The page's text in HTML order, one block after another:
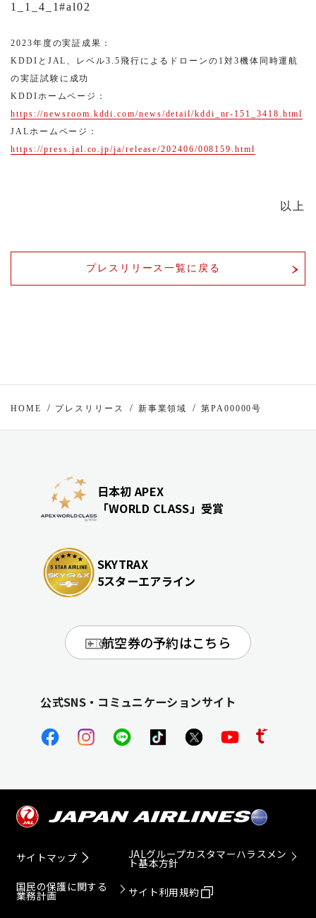
1_1_4_1#al02
2023年度の実証成果：
KDDIとJAL、レベル3.5飛行によるドローンの1対3機体同時運航
の実証試験に成功
KDDIホームページ：
https://newsroom.kddi.com/news/detail/kddi_nr-151_3418.html
JALホームページ：
https://press.jal.co.jp/ja/release/202406/008159.html
以上
プレスリリース一覧に戻る
HOME プレスリリース 新事業領域 第PA00000号
日本初 APEX
「WORLD CLASS」受賞
SKYTRAX
5スターエアライン
航空券の予約はこちら
公式SNS・コミュニケーションサイト
サイトマップ
国民の保護に関する
業務計画
JALグループカスタマーハラスメン
ト基本方針
サイト利用規約